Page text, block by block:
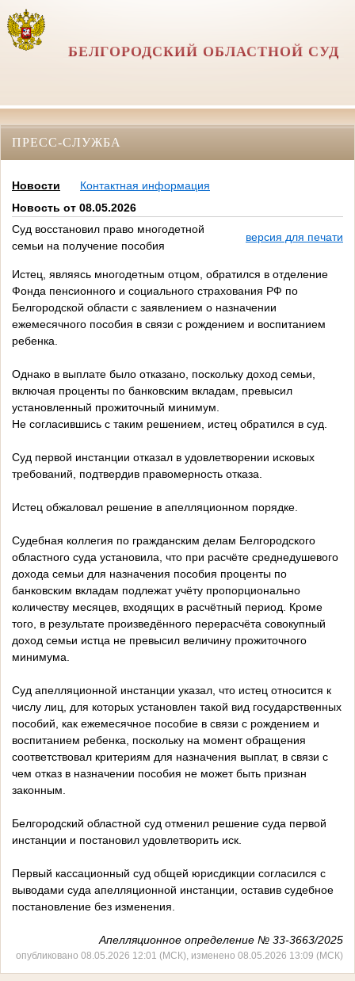
БЕЛГОРОДСКИЙ ОБЛАСТНОЙ СУД
ПРЕСС-СЛУЖБА
Новости
Контактная информация
Новость от 08.05.2026
Суд восстановил право многодетной
семьи на получение пособия
версия для печати
Истец, являясь многодетным отцом, обратился в отделение
Фонда пенсионного и социального страхования РФ по
Белгородской области с заявлением о назначении
ежемесячного пособия в связи с рождением и воспитанием
ребенка.
Однако в выплате было отказано, поскольку доход семьи,
включая проценты по банковским вкладам, превысил
установленный прожиточный минимум.
Не согласившись с таким решением, истец обратился в суд.
Суд первой инстанции отказал в удовлетворении исковых
требований, подтвердив правомерность отказа.
Истец обжаловал решение в апелляционном порядке.
Судебная коллегия по гражданским делам Белгородского
областного суда установила, что при расчёте среднедушевого
дохода семьи для назначения пособия проценты по
банковским вкладам подлежат учёту пропорционально
количеству месяцев, входящих в расчётный период. Кроме
того, в результате произведённого перерасчёта совокупный
доход семьи истца не превысил величину прожиточного
минимума.
Суд апелляционной инстанции указал, что истец относится к
числу лиц, для которых установлен такой вид государственных
пособий, как ежемесячное пособие в связи с рождением и
воспитанием ребенка, поскольку на момент обращения
соответствовал критериям для назначения выплат, в связи с
чем отказ в назначении пособия не может быть признан
законным.
Белгородский областной суд отменил решение суда первой
инстанции и постановил удовлетворить иск.
Первый кассационный суд общей юрисдикции согласился с
выводами суда апелляционной инстанции, оставив судебное
постановление без изменения.
Апелляционное определение № 33-3663/2025
опубликовано 08.05.2026 12:01 (МСК), изменено 08.05.2026 13:09 (МСК)